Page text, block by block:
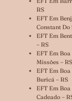
RS
EFT Em
Constant Do
EFT Em
– RS
EFT Em
Missões – RS
EFT Em
Buricá – RS
EFT Em
Cadeado –